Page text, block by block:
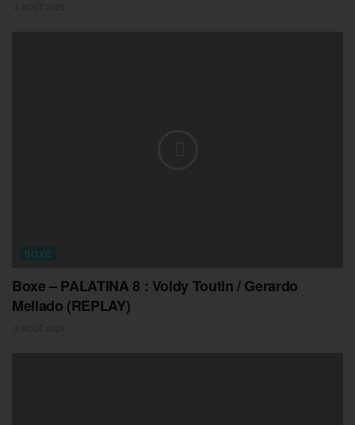
BOXE
Boxe – PALATINA 8 : Voldy Toutin / Gerardo
Mellado (REPLAY)